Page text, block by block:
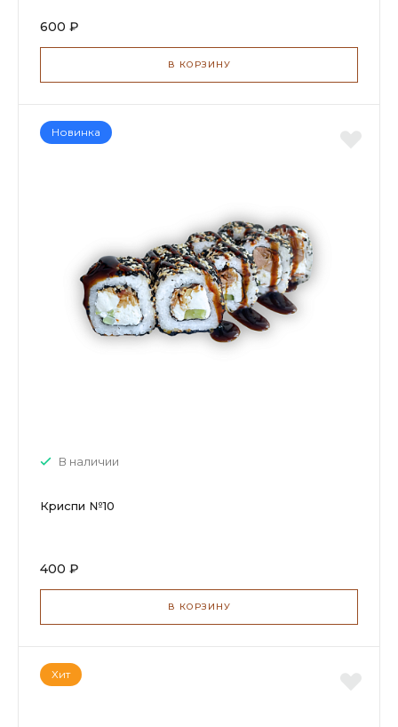
600 ₽
В КОРЗИНУ
Новинка
В наличии
Криспи №10
400 ₽
В КОРЗИНУ
Хит